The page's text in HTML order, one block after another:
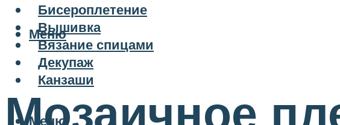
Бисероплетение
Вышивка
Вязание спицами
Декупаж
Канзаши
Меню
Меню
Мозаичное